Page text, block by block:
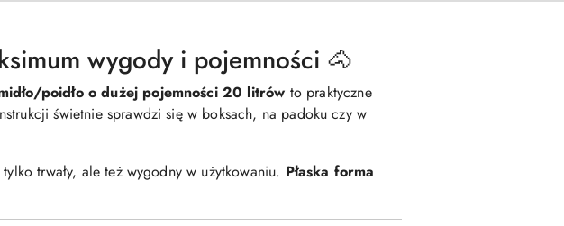
wygody i pojemności 🐴
poidło o dużej pojemności 20 litrów to praktyczne
świetnie sprawdzi się w boksach, na padoku czy w
trwały, ale też wygodny w użytkowaniu. Płaska forma